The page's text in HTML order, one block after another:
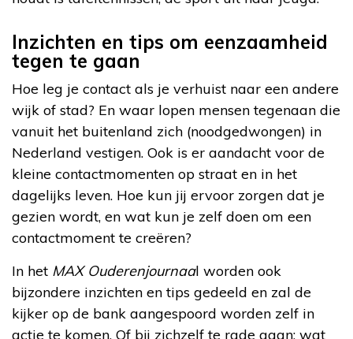
Inzichten en tips om eenzaamheid
tegen te gaan
Hoe leg je contact als je verhuist naar een andere
wijk of stad? En waar lopen mensen tegenaan die
vanuit het buitenland zich (noodgedwongen) in
Nederland vestigen. Ook is er aandacht voor de
kleine contactmomenten op straat en in het
dagelijks leven. Hoe kun jij ervoor zorgen dat je
gezien wordt, en wat kun je zelf doen om een
contactmoment te creëren?
In het MAX Ouderenjournaal worden ook
bijzondere inzichten en tips gedeeld en zal de
kijker op de bank aangespoord worden zelf in
actie te komen. Of bij zichzelf te rade gaan: wat